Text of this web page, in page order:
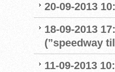
20-09-2013
18-09-2013
(”speedway
11-09-2013